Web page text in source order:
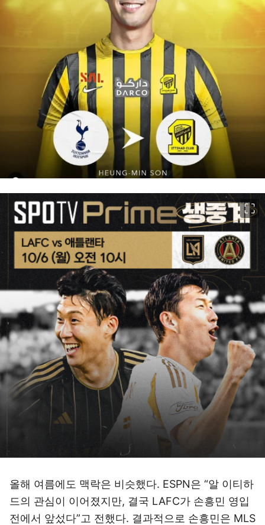
올해 여름에도 맥락은 비슷했다. ESPN은 “알 이티하
드의 관심이 이어졌지만, 결국 LAFC가 손흥민 영입
전에서 앞섰다”고 전했다. 결과적으로 손흥민은 MLS